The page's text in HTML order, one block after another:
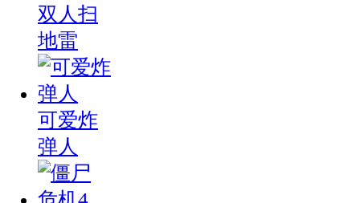
双人扫
地雷
可爱炸
弹人